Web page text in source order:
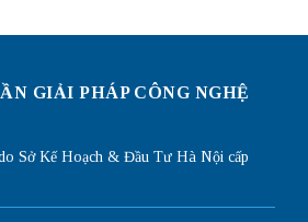
GIẢI PHÁP CÔNG NGHỆ
Sở Kế Hoạch & Đầu Tư Hà Nội cấp